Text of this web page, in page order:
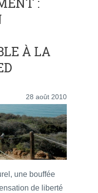
À LA
28 août 2010
une bouffée
de liberté